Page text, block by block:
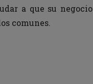
a que su negocio
comunes.